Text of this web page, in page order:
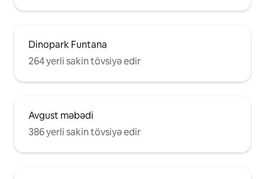
Dinopark Funtana
264 yerli sakin tövsiyə edir
Avgust məbədi
386 yerli sakin tövsiyə edir